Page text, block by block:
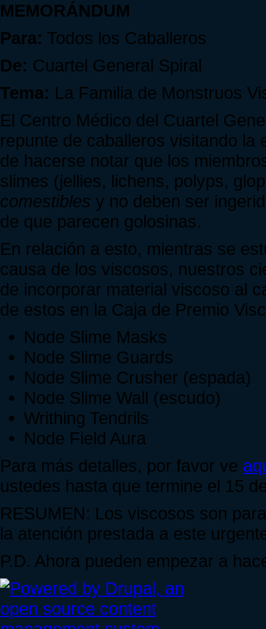
MEMORÁNDUM
Para: Todos los Caballeros
De: Cuartel General Spiral
Tema: La Familia de Monstruos
El Centro Médico del Cuartel
repunte de caballeros visitando
de hacerse notar que los
slimes (jellies, lichens, polyps,
comestibles y no deben ser
de que parecen golosinas.
En relación a esto, mientras se
causa de los viscosos, nuestros
de incorporar material viscoso al
de estos en la Caja de Premio
Node Slime Masks
Node Slime Guards
Node Slime Crusher (espada)
Node Slime Wall (escudo)
Writhing Tendrils
Node Field Aura
Para más detalles, por favor ve
ustedes hasta que termine el 15
RESUMEN: Los viscosos son
la atención prestada a este
P.D. Ahora pueden empezar a